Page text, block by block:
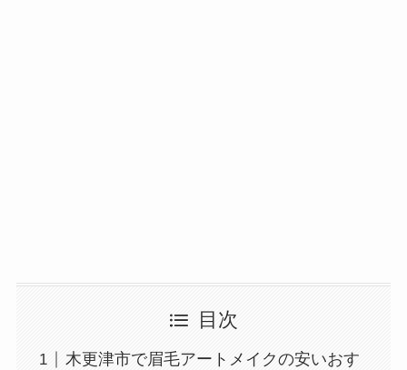
目次
木更津市で眉毛アートメイクの安いおす